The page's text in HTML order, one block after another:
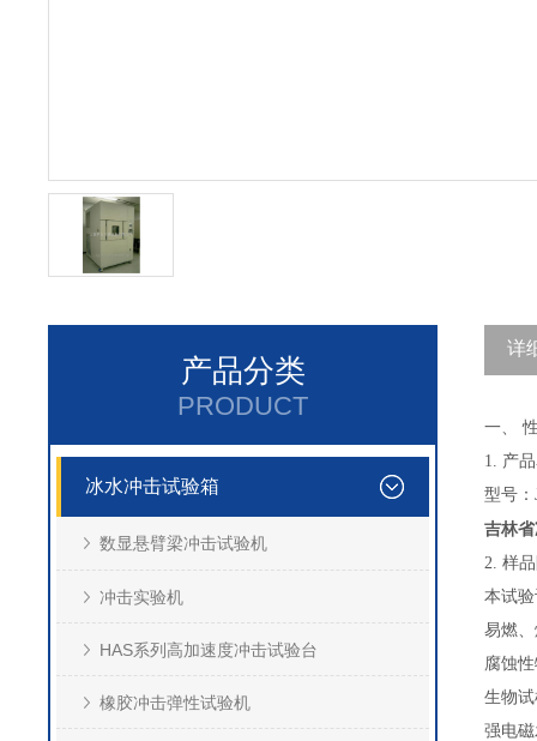
产品分类
PRODUCT
冰水冲击试验箱
数显悬臂梁冲击试验机
冲击实验机
HAS系列高加速度冲击试验台
橡胶冲击弹性试验机
详
一、
1. 产
型号：
吉林
2. 样
本试
易燃
腐蚀
生物
强电